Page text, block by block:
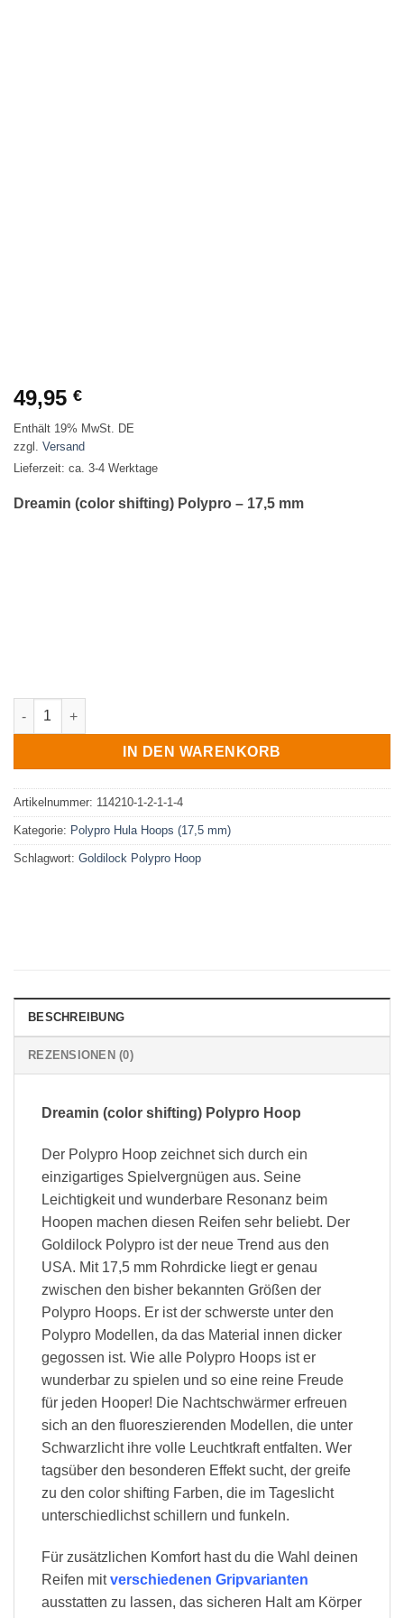
49,95 €
Enthält 19% MwSt. DE
zzgl. Versand
Lieferzeit: ca. 3-4 Werktage
Dreamin (color shifting) Polypro – 17,5 mm
Dreamin (color shifting) Menge
IN DEN WARENKORB
Artikelnummer: 114210-1-2-1-1-4
Kategorie: Polypro Hula Hoops (17,5 mm)
Schlagwort: Goldilock Polypro Hoop
BESCHREIBUNG
REZENSIONEN (0)
Dreamin (color shifting) Polypro Hoop
Der Polypro Hoop zeichnet sich durch ein
einzigartiges Spielvergnügen aus. Seine
Leichtigkeit und wunderbare Resonanz beim
Hoopen machen diesen Reifen sehr beliebt. Der
Goldilock Polypro ist der neue Trend aus den
USA. Mit 17,5 mm Rohrdicke liegt er genau
zwischen den bisher bekannten Größen der
Polypro Hoops. Er ist der schwerste unter den
Polypro Modellen, da das Material innen dicker
gegossen ist. Wie alle Polypro Hoops ist er
wunderbar zu spielen und so eine reine Freude
für jeden Hooper! Die Nachtschwärmer erfreuen
sich an den fluoreszierenden Modellen, die unter
Schwarzlicht ihre volle Leuchtkraft entfalten. Wer
tagsüber den besonderen Effekt sucht, der greife
zu den color shifting Farben, die im Tageslicht
unterschiedlichst schillern und funkeln.
Für zusätzlichen Komfort hast du die Wahl deinen
Reifen mitverschiedenen Gripvarianten
ausstatten zu lassen, das sicheren Halt am Körper